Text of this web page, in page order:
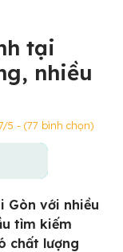
tại
nhiều
5 - (77 bình chọn)
Gòn với nhiều
tìm kiếm
chất lượng